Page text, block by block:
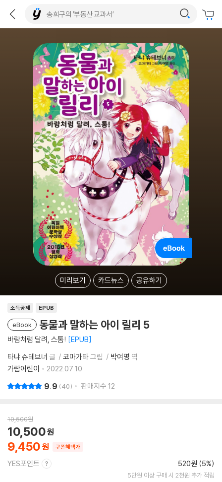
미리보기 카드뉴스 공유하기
소득공제 EPUB
eBook 동물과 말하는 아이 릴리 5
바람처럼 달려, 스톰! EPUB
타냐 슈테브너 글 코마가타그림 박여명 역
가람어린이
2022.07.10.
9.9 40 판매지수 12
10,500원
9,450
10,500
쿠폰혜택가
YES포인트 520원 (5%)
5만원 이상 구매 시 2천원 추가 적립